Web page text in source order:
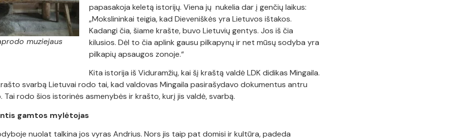
muziejaus
papasakoja keletą istorijų. Viena jų nukelia dar į genčių laikus:
„Mokslininkai teigia, kad Dieveniškės yra Lietuvos ištakos.
Kadangi čia, šiame krašte, buvo Lietuvių gentys. Jos iš čia
kilusios. Dėl to čia aplink gausu pilkapynų ir net mūsų sodyba yra
pilkapių apsaugos zonoje.“
Kita istorija iš Viduramžių, kai šį kraštą valdė LDK didikas Mingaila.
svarbą Lietuvai rodo tai, kad valdovas Mingaila pasirašydavo dokumentus antru
rodo šios istorinės asmenybės ir krašto, kurį jis valdė, svarbą.
gamtos mylėtojas
nuolat talkina jos vyras Andrius. Nors jis taip pat domisi ir kultūra, padeda